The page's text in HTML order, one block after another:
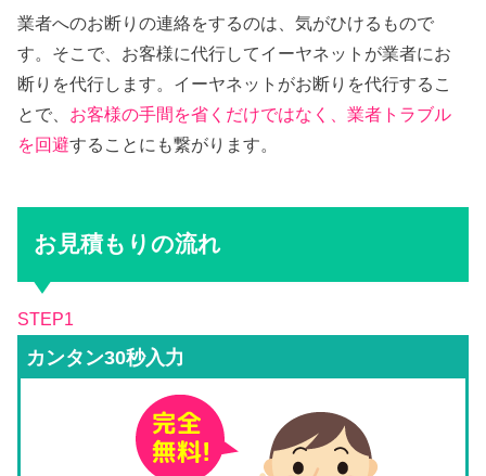
業者へのお断りの連絡をするのは、気がひけるもので
す。そこで、お客様に代行してイーヤネットが業者にお
断りを代行します。イーヤネットがお断りを代行するこ
とで、 お客様の手間を省くだけではなく、業者トラブル
を回避することにも繋がります。
お見積もりの流れ
STEP1
カンタン30秒入力